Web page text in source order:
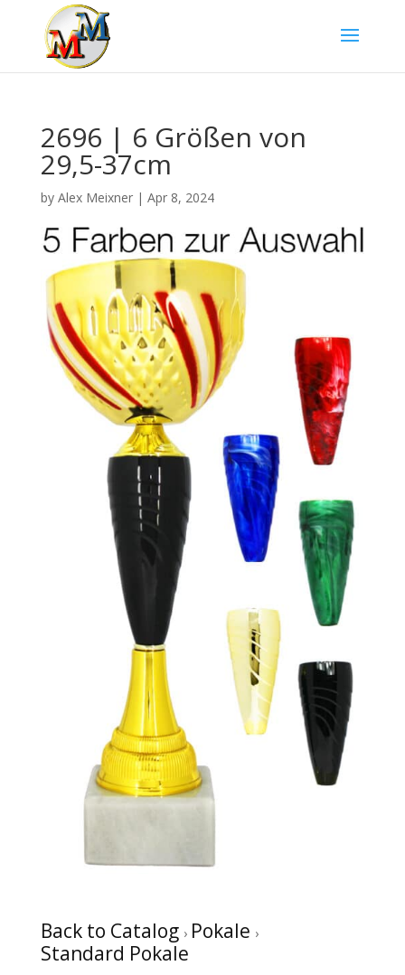
2696 | 6 Größen von
29,5-37cm
by Alex Meixner| Apr 8, 2024
Back to Catalog Pokale
Standard Pokale